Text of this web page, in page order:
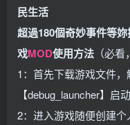
民生活
超過180個奇妙事件等妳
戏MOD使用方法 （必看
1：首先下载游戏文件
【debug_launcher】启动
2：进入游戏随便创建